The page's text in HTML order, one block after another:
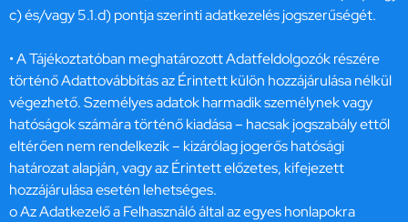
c) és/vagy 5.1.d) pontja szerinti adatkezelés jogszerűségét.
• A Tájékoztatóban meghatározott Adatfeldolgozók részére
történő Adattovábbítás az Érintett külön hozzájárulása nélkül
végezhető. Személyes adatok harmadik személynek vagy
hatóságok számára történő kiadása – hacsak jogszabály ettől
eltérően nem rendelkezik – kizárólag jogerős hatósági
határozat alapján, vagy az Érintett előzetes, kifejezett
hozzájárulása esetén lehetséges.
o Az Adatkezelő a Felhasználó által az egyes honlapokra